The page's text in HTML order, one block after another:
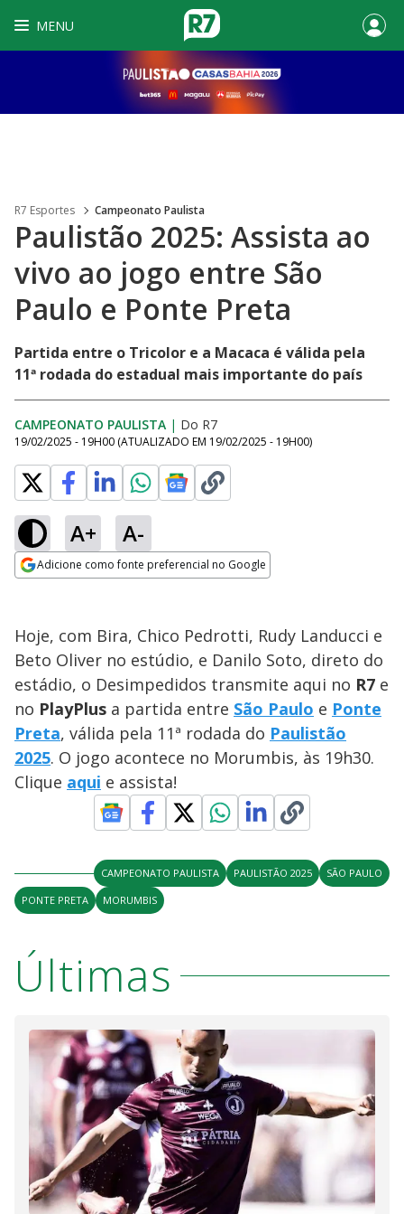
MENU
R7 Esportes Campeonato Paulista
Paulistão 2025: Assista ao
vivo ao jogo entre São
Paulo e Ponte Preta
Partida entre o Tricolor e a Macaca é válida pela
11ª rodada do estadual mais importante do país
CAMPEONATO PAULISTA | Do R7
19/02/2025 - 19H00 (ATUALIZADO EM 19/02/2025 - 19H00)
A+ A-
Adicione como fonte preferencial no Google
Hoje, com Bira, Chico Pedrotti, Rudy Landucci e
Beto Oliver no estúdio, e Danilo Soto, direto do
estádio, o Desimpedidos transmite aqui no R7 e
no PlayPlus a partida entre São Paulo e Ponte
Preta, válida pela 11ª rodada do Paulistão
2025. O jogo acontece no Morumbis, às 19h30.
Clique aqui e assista!
CAMPEONATO PAULISTA PAULISTÃO 2025
SÃO PAULO
PONTE PRETA
MORUMBIS
Últimas